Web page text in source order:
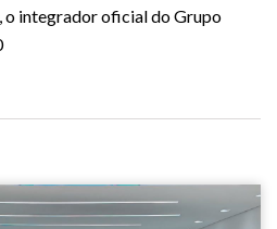
o integrador oficial do Grupo